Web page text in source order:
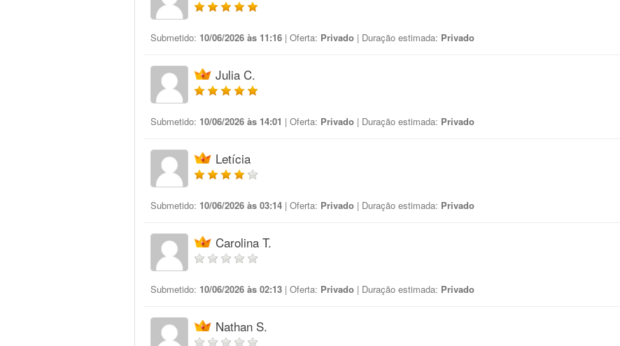
Submetido: 10/06/2026 às 11:16 | Oferta: Privado | Duração estimada: Privado
Julia C.
Submetido: 10/06/2026 às 14:01 | Oferta: Privado | Duração estimada: Privado
Letícia
Submetido: 10/06/2026 às 03:14 | Oferta: Privado | Duração estimada: Privado
Carolina T.
Submetido: 10/06/2026 às 02:13 | Oferta: Privado | Duração estimada: Privado
Nathan S.